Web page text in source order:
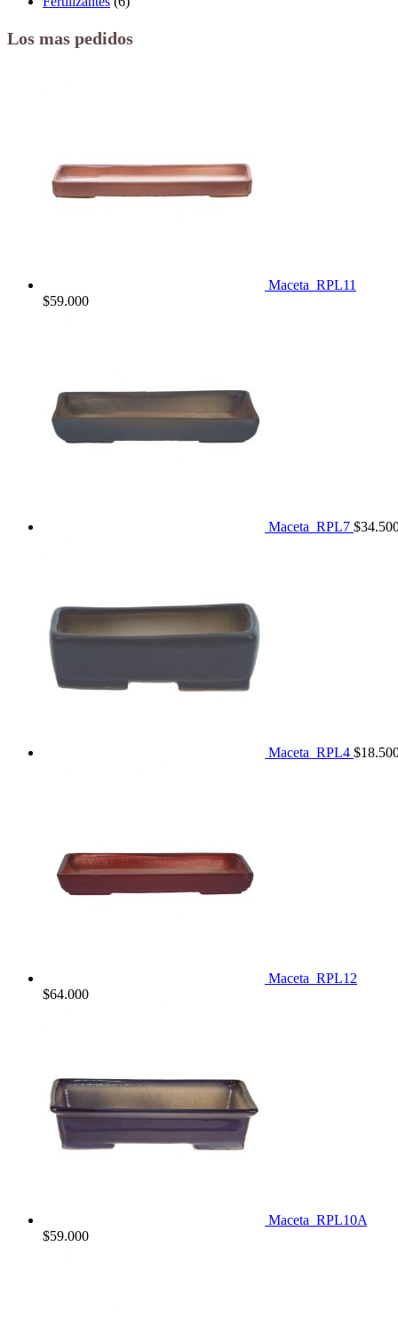
Los mas pedidos
Maceta_RPL11
$59.000
Maceta_RPL7 $
Maceta_RPL4 $
Maceta_RPL12
$64.000
Maceta_RPL10A
$59.000